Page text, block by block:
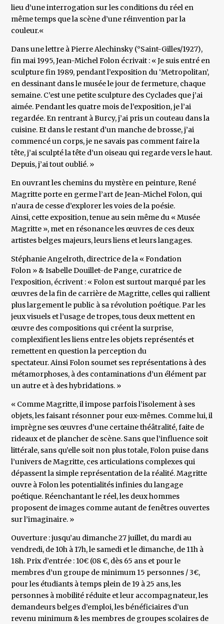
lieu d’une interrogation sur les conditions du réel en
même temps que la scène d’une réinvention par la
couleur.«
Dans une lettre à Pierre Alechinsky (°Saint-Gilles/1927),
fin mai 1995, Jean-Michel Folon écrivait : « Je suis entré en
sculpture fin 1989, pendant l’exposition du ‘Metropolitan’,
en dessinant dans le musée le jour de fermeture, chaque
semaine. C’est une petite sculpture des Cyclades que j’ai
aimée. Pendant les quatre mois de l’exposition, je l’ai
regardée. En rentrant à Burcy, j’ai pris un couteau dans la
cuisine. Et dans le restant d’un manche de brosse, j’ai
commencé un corps, je ne savais pas comment faire la
tête, j’ai sculpté la tête d’un oiseau qui regarde vers le haut.
Depuis, j’ai tout oublié. »
En ouvrant les chemins du mystère en peinture, René
Magritte porte en germe l’art de Jean-Michel Folon, qui
n’aura de cesse d’explorer les voies de la poésie.
Ainsi, cette exposition, tenue au sein même du « Musée
Magritte », met en résonance les œuvres de ces deux
artistes belges majeurs, leurs liens et leurs langages.
Stéphanie Angelroth, directrice de la « Fondation
Folon » & Isabelle Douillet-de Pange, curatrice de
l’exposition, écrivent : « Folon est surtout marqué par les
œuvres de la fin de carrière de Magritte, celles qui rallient
plus largement le public à sa révolution poétique. Par les
jeux visuels et l’usage de tropes, tous deux mettent en
œuvre des compositions qui créent la surprise,
complexifient les liens entre les objets représentés et
remettent en question la perception du
spectateur. Ainsi Folon soumet ses représentations à des
métamorphoses, à des contaminations d’un élément par
un autre et à des hybridations. »
« Comme Magritte, il impose parfois l’isolement à ses
objets, les faisant résonner pour eux-mêmes. Comme lui, il
imprègne ses œuvres d’une certaine théâtralité, faite de
rideaux et de plancher de scène. Sans que l’influence soit
littérale, sans qu’elle soit non plus totale, Folon puise dans
l’univers de Magritte, ces articulations complexes qui
dépassent la simple représentation de la réalité. Magritte
ouvre à Folon les potentialités infinies du langage
poétique. Réenchantant le réel, les deux hommes
proposent de images comme autant de fenêtres ouvertes
sur l’imaginaire. »
Ouverture : jusqu’au dimanche 27 juillet, du mardi au
vendredi, de 10h à 17h, le samedi et le dimanche, de 11h à
18h. Prix d’entrée : 10€ (08 €, dès 65 ans et pour le
membres d’un groupe de minimum 15 personnes / 3€,
pour les étudiants à temps plein de 19 à 25 ans, les
personnes à mobilité réduite et leur accompagnateur, les
demandeurs belges d’emploi, les bénéficiaires d’un
revenu minimum & les membres de groupes scolaires de